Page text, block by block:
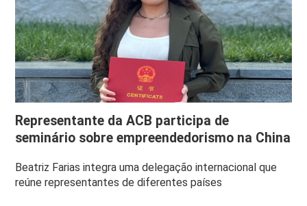
Representante da ACB participa de
seminário sobre empreendedorismo na China
Beatriz Farias integra uma delegação internacional que
reúne representantes de diferentes países